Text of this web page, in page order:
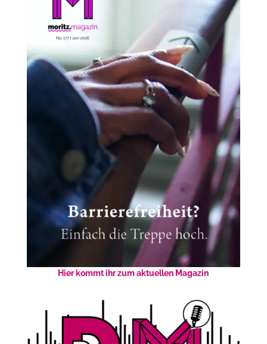
Hier kommt ihr zum aktuellen Magazin